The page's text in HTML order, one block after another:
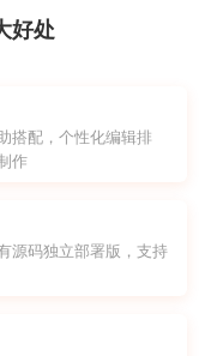
好处
搭配，个性化编辑排
作
源码独立部署版，支持